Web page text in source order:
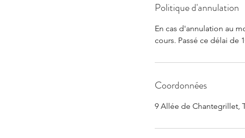
Politique d'annulation
En cas d'annulation au
cours. Passé ce délai de
Coordonnées
9 Allée de Chantegrillet,